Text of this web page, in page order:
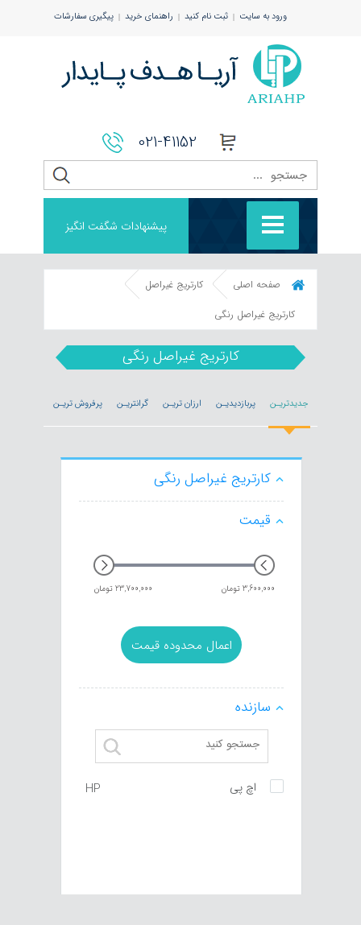
پیگیری سفارشات راهنمای خرید ثبت نام کنید ورود به سایت
021-41152
پیشنهادات شگفت انگیز
صفحه اصلی
کارتریج غیراصل
کارتریج غیراصل رنگی
کارتریج غیراصل رنگی
جدیدتریـن پربازدیدیـن ارزان تریـن گرانتریـن پرفروش تریـن
کارتریج غیراصل رنگی
قیمت
23,700,000 تومان 3,600,000 تومان
اعمال محدوده قیمت
سازنده
اچ پی HP